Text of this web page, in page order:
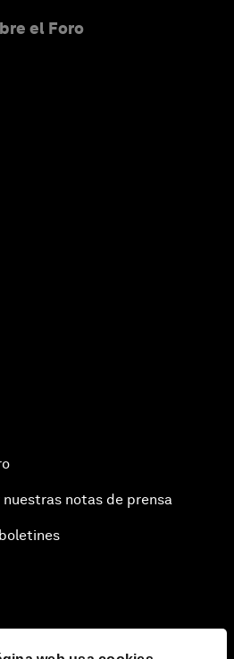
el Foro
notas de prensa